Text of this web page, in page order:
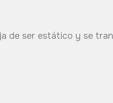
de ser estático y se